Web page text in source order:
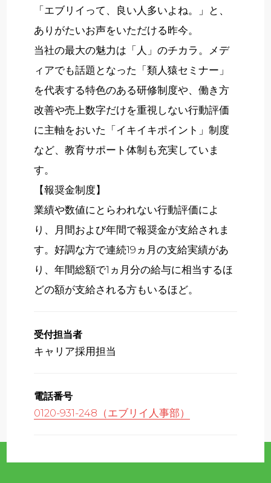
「エブリイって、良い人多いよね。」と、
ありがたいお声をいただける昨今。
当社の最大の魅力は「人」のチカラ。メデ
ィアでも話題となった「類人猿セミナー」
を代表する特色のある研修制度や、働き方
改善や売上数字だけを重視しない行動評価
に主軸をおいた「イキイキポイント」制度
など、教育サポート体制も充実していま
す。
【報奨金制度】
業績や数値にとらわれない行動評価によ
り、月間および年間で報奨金が支給されま
す。好調な方で連続19ヵ月の支給実績があ
り、年間総額で1ヵ月分の給与に相当するほ
どの額が支給される方もいるほど。
受付担当者
キャリア採用担当
電話番号
0120-931-248（エブリイ人事部）